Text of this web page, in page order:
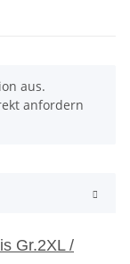
aus.
anfordern
Gr.2XL /